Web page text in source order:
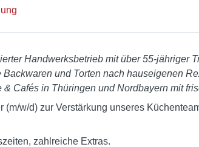
Handwerksbetrieb mit über 55-jähriger
und Torten nach hauseigenen
Cafés in Thüringen und Nordbayern mit
w/d) zur Verstärkung unseres
zahlreiche Extras.